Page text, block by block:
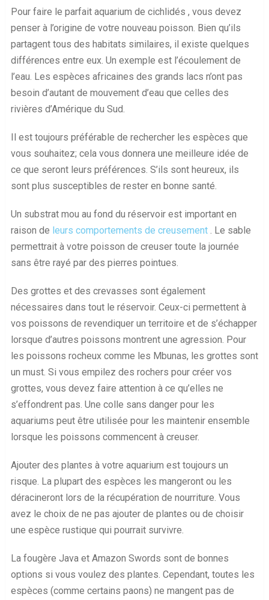
Pour faire le parfait aquarium de cichlidés , vous devez
penser à l’origine de votre nouveau poisson. Bien qu’ils
partagent tous des habitats similaires, il existe quelques
différences entre eux. Un exemple est l’écoulement de
l’eau. Les espèces africaines des grands lacs n’ont pas
besoin d’autant de mouvement d’eau que celles des
rivières d’Amérique du Sud.
Il est toujours préférable de rechercher les espèces que
vous souhaitez; cela vous donnera une meilleure idée de
ce que seront leurs préférences. S’ils sont heureux, ils
sont plus susceptibles de rester en bonne santé.
Un substrat mou au fond du réservoir est important en
raison de leurs comportements de creusement. Le sable
permettrait à votre poisson de creuser toute la journée
sans être rayé par des pierres pointues.
Des grottes et des crevasses sont également
nécessaires dans tout le réservoir. Ceux-ci permettent à
vos poissons de revendiquer un territoire et de s’échapper
lorsque d’autres poissons montrent une agression. Pour
les poissons rocheux comme les Mbunas, les grottes sont
un must. Si vous empilez des rochers pour créer vos
grottes, vous devez faire attention à ce qu’elles ne
s’effondrent pas. Une colle sans danger pour les
aquariums peut être utilisée pour les maintenir ensemble
lorsque les poissons commencent à creuser.
Ajouter des plantes à votre aquarium est toujours un
risque. La plupart des espèces les mangeront ou les
déracineront lors de la récupération de nourriture. Vous
avez le choix de ne pas ajouter de plantes ou de choisir
une espèce rustique qui pourrait survivre.
La fougère Java et Amazon Swords sont de bonnes
options si vous voulez des plantes. Cependant, toutes les
espèces (comme certains paons) ne mangent pas de